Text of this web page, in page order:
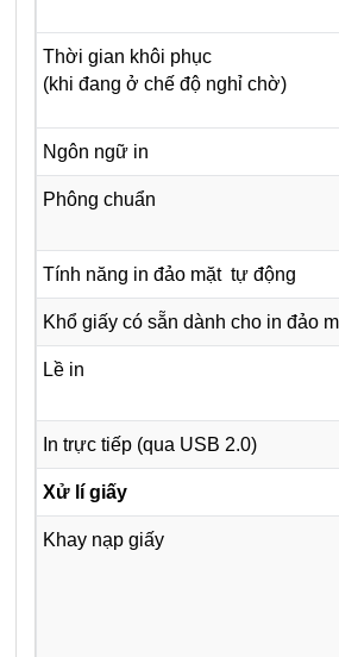
Thời gian khôi phục
(khi đang ở chế độ nghỉ chờ)
Ngôn ngữ in
Phông chuẩn
Tính năng in đảo mặt tự động
Khổ giấy có sẵn dành cho in đảo
Lề in
In trực tiếp (qua USB 2.0)
Xử lí giấy
Khay nạp giấy